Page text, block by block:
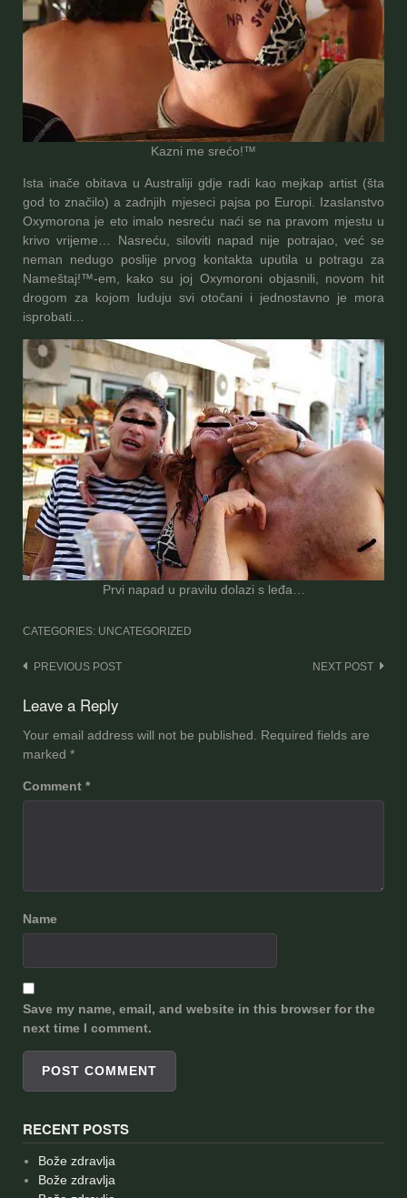
Kazni me srećo!™
Ista inače obitava u Australiji gdje radi kao mejkap artist (šta
god to značilo) a zadnjih mjeseci pajsa po Europi. Izaslanstvo
Oxymorona je eto imalo nesreću naći se na pravom mjestu u
krivo vrijeme… Nasreću, siloviti napad nije potrajao, već se
neman nedugo poslije prvog kontakta uputila u potragu za
Nameštaj!™-em, kako su joj Oxymoroni objasnili, novom hit
drogom za kojom luduju svi otočani i jednostavno je mora
isprobati…
Prvi napad u pravilu dolazi s leđa…
CATEGORIES: UNCATEGORIZED
Post
navigation
PREVIOUS POST NEXT POST
Leave a Reply
Your email address will not be published.
Required fields are
marked *
Comment *
Name
Save my name, email, and website in this browser for the
next time I comment.
RECENT POSTS
Bože zdravlja
Bože zdravlja